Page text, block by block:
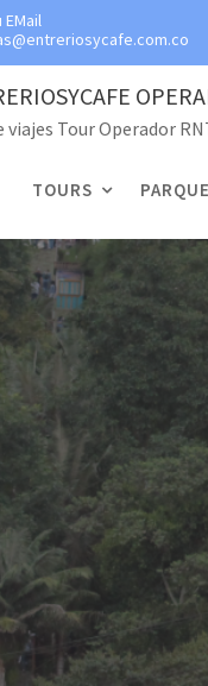
EMail
viajes Tour Operador
TOURS